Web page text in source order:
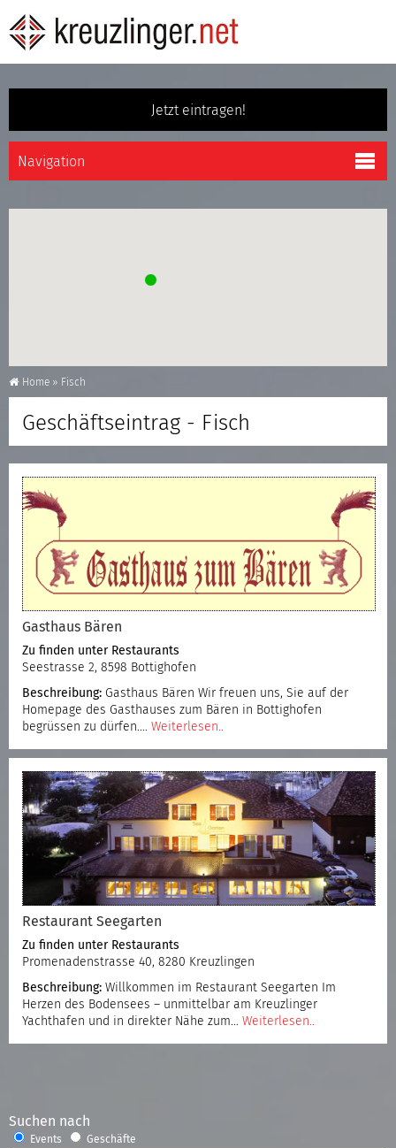
Jetzt eintragen!
Home » Fisch
Geschäftseintrag - Fisch
Gasthaus Bären
Zu finden unter Restaurants
Seestrasse 2, 8598 Bottighofen
Beschreibung: Gasthaus Bären Wir freuen uns, Sie auf der
Homepage des Gasthauses zum Bären in Bottighofen
begrüssen zu dürfen.… Weiterlesen..
Restaurant Seegarten
Zu finden unter Restaurants
Promenadenstrasse 40, 8280 Kreuzlingen
Beschreibung: Willkommen im Restaurant Seegarten Im
Herzen des Bodensees – unmittelbar am Kreuzlinger
Yachthafen und in direkter Nähe zum… Weiterlesen..
Suchen nach
Events Geschäfte